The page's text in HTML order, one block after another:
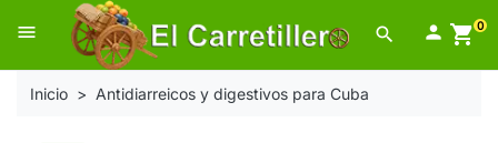
search
menu  shopping_cart0
Inicio Antidiarreicos y digestivos para Cuba